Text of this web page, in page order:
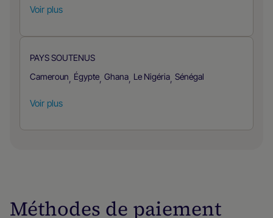
Voir plus
PAYS SOUTENUS
Cameroun, Égypte, Ghana, Le Nigéria, Sénégal
Voir plus
Méthodes de paiement